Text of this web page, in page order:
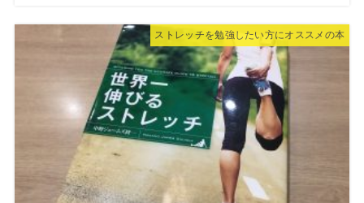
ストレッチを勉強したい方にオススメの本